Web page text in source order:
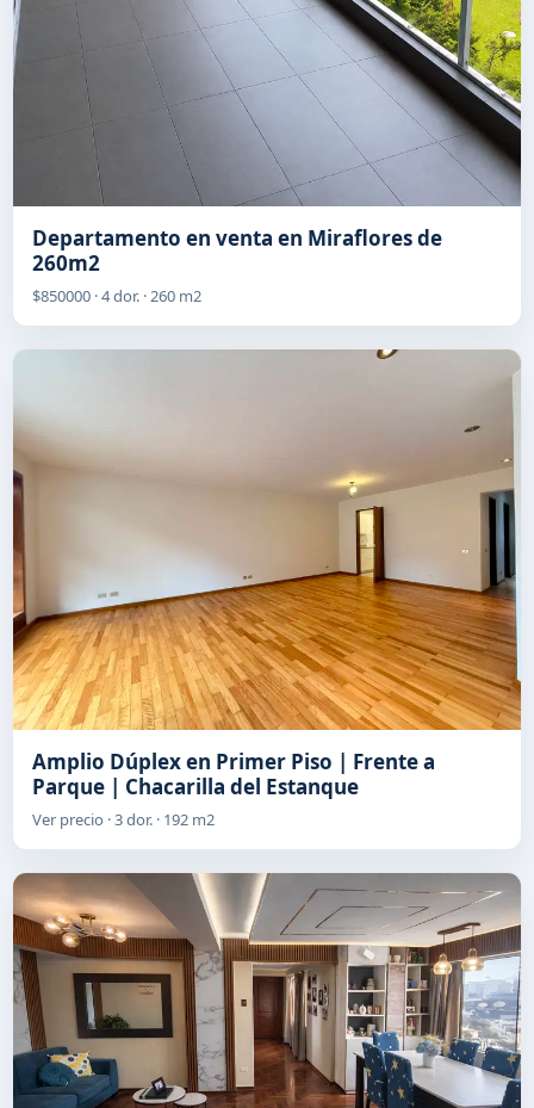
Departamento en venta en Miraflores de
260m2
$850000 · 4 dor. · 260 m2
Amplio Dúplex en Primer Piso | Frente a
Parque | Chacarilla del Estanque
Ver precio · 3 dor. · 192 m2